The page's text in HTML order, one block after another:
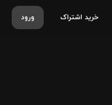
ورود خرید اشتراک